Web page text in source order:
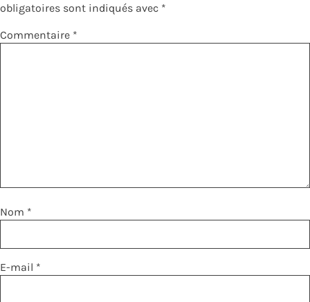
obligatoires sont indiqués avec *
Commentaire *
Nom *
E-mail *